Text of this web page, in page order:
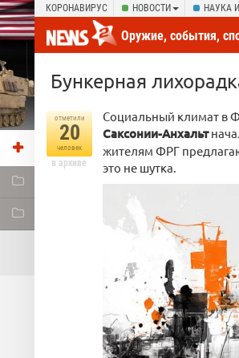
КОРОНАВИРУС НОВОСТИ НАУКА
Оружие, события,
новости отовсюду
Бункерная
отметили
20
человек
в архиве
Социальный климат в
Саксонии-Анхальт
жителям ФРГ
это не шутка.